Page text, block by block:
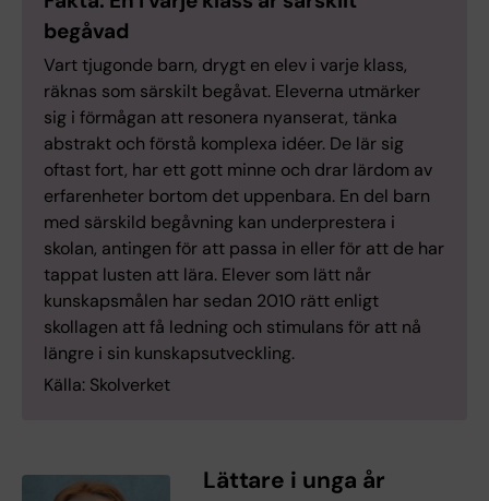
begåvad
Vart tjugonde barn, drygt en elev i varje klass,
räknas som särskilt begåvat. Eleverna utmärker
sig i förmågan att resonera nyanserat, tänka
abstrakt och förstå komplexa idéer. De lär sig
oftast fort, har ett gott minne och drar lärdom av
erfarenheter bortom det uppenbara. En del barn
med särskild begåvning kan underprestera i
skolan, antingen för att passa in eller för att de har
tappat lusten att lära. Elever som lätt når
kunskapsmålen har sedan 2010 rätt enligt
skollagen att få ledning och stimulans för att nå
längre i sin kunskapsutveckling.
Källa: Skolverket
Lättare i unga år